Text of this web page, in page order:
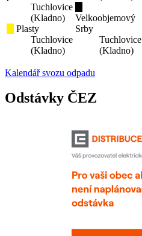
Tuchlovice
(Kladno)
Plasty
Tuchlovice
(Kladno)
Velkoobjemový
Srby
Tuchlovice
(Kladno)
Kalendář svozu odpadu
Odstávky ČEZ